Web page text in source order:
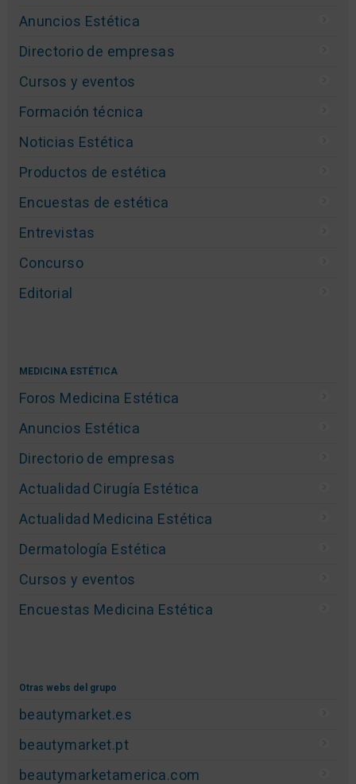
Anuncios Estética
Directorio de empresas
Cursos y eventos
Formación técnica
Noticias Estética
Productos de estética
Encuestas de estética
Entrevistas
Concurso
Editorial
MEDICINA ESTÉTICA
Foros Medicina Estética
Anuncios Estética
Directorio de empresas
Actualidad Cirugía Estética
Actualidad Medicina Estética
Dermatología Estética
Cursos y eventos
Encuestas Medicina Estética
Otras webs del grupo
beautymarket.es
beautymarket.pt
beautymarketamerica.com